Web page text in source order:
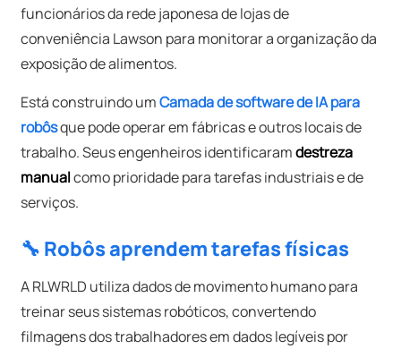
funcionários da rede japonesa de lojas de
conveniência Lawson para monitorar a organização da
exposição de alimentos.
Está construindo umCamada de software de IA para
robôsque pode operar em fábricas e outros locais de
trabalho. Seus engenheiros identificaramdestreza
manualcomo prioridade para tarefas industriais e de
serviços.
🔧 Robôs aprendem tarefas físicas
A RLWRLD utiliza dados de movimento humano para
treinar seus sistemas robóticos, convertendo
filmagens dos trabalhadores em dados legíveis por